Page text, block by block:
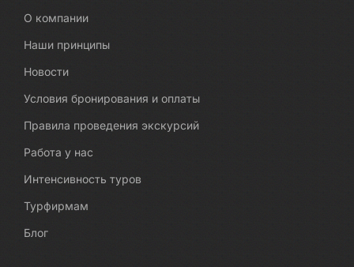
О компании
Наши принципы
Новости
Условия бронирования и оплаты
Правила проведения экскурсий
Работа у нас
Интенсивность туров
Турфирмам
Блог